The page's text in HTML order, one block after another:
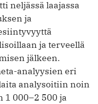
neljässä laajassa
ja
ja terveellä
jälkeen.
analyysien eri
analysoitiin noin
1 000–2 500 ja